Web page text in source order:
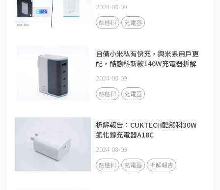
2024-08-09
酷態科 充電器
自備小米私有快充，與米系用戶更
配，酷態科新款140W充電器拆解
2024-08-09
酷態科 充電器
拆解報告：CUKTECH酷態科30W
氮化鎵充電器A18C
2024-08-09
酷態科 充電器 拆解報告